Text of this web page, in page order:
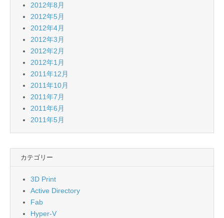
2012年8月
2012年5月
2012年4月
2012年3月
2012年2月
2012年1月
2011年12月
2011年10月
2011年7月
2011年6月
2011年5月
カテゴリー
3D Print
Active Directory
Fab
Hyper-V